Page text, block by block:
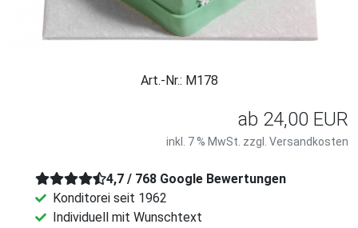
Art.-Nr.: M178
ab 24,00 EUR
inkl. 7 % MwSt. zzgl. Versandkosten
4,7 / 768 Google Bewertungen
Konditorei seit 1962
Individuell mit Wunschtext